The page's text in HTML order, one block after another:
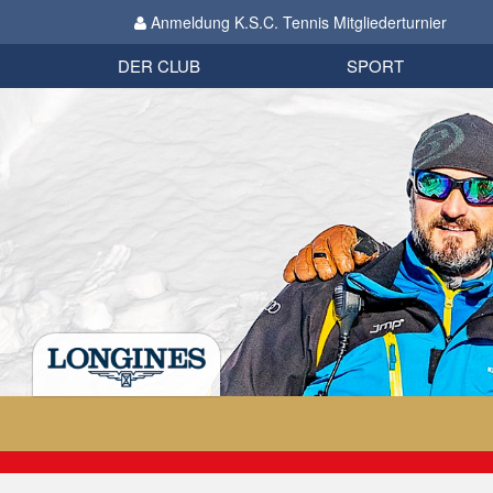
Anmeldung K.S.C. Tennis Mitgliederturnier
DER CLUB
Organisation
SPORT
Biathlon
Datenschutzverordnung 2018
Impressum